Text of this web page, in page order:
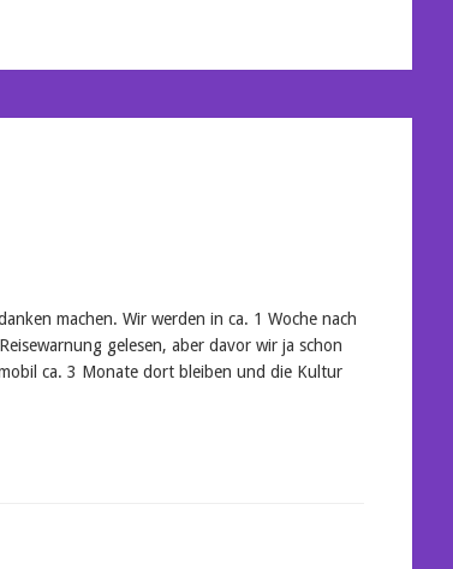
machen. Wir werden in ca. 1 Woche nach
gelesen, aber davor wir ja schon
ca. 3 Monate dort bleiben und die Kultur